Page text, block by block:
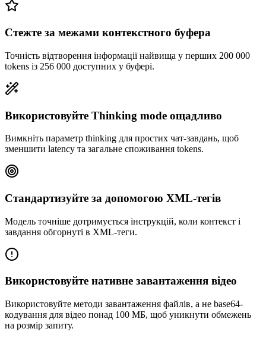
Стежте за межами контекстного буфера
Точність відтворення інформації найвища у перших 200 000
tokens із 256 000 доступних у буфері.
Використовуйте Thinking mode ощадливо
Вимкніть параметр thinking для простих чат-завдань, щоб
зменшити latency та загальне споживання tokens.
Стандартизуйте за допомогою XML-тегів
Модель точніше дотримується інструкцій, коли контекст і
завдання обгорнуті в XML-теги.
Використовуйте нативне завантаження відео
Використовуйте методи завантаження файлів, а не base64-
кодування для відео понад 100 МБ, щоб уникнути обмежень
на розмір запиту.